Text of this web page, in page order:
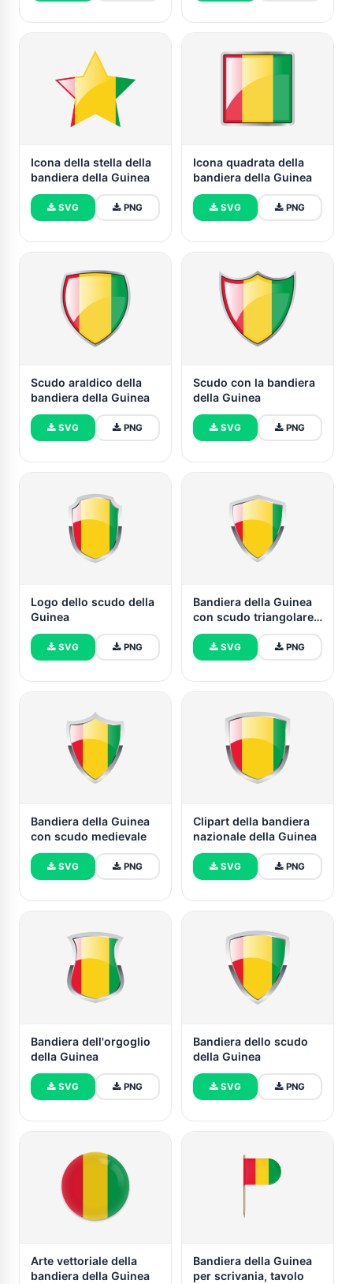
Icona della stella della
bandiera della Guinea
SVG PNG
Icona quadrata della
bandiera della Guinea
SVG PNG
Scudo araldico della
bandiera della Guinea
SVG PNG
Scudo con la bandiera
della Guinea
SVG PNG
Logo dello scudo della
Guinea
SVG PNG
Bandiera della Guinea
con scudo triangolare
appuntito
SVG PNG
Bandiera della Guinea
con scudo medievale
SVG PNG
Clipart della bandiera
nazionale della Guinea
SVG PNG
Bandiera dell'orgoglio
della Guinea
SVG PNG
Bandiera dello scudo
della Guinea
SVG PNG
Arte vettoriale della
bandiera della Guinea
Bandiera della Guinea
per scrivania, tavolo